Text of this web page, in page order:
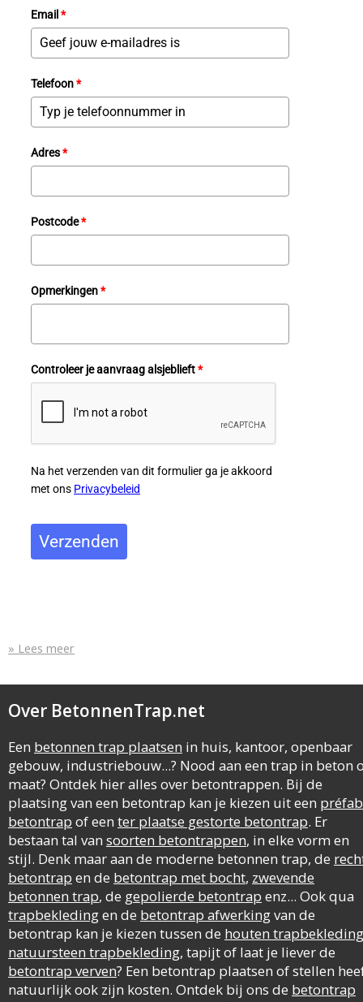
» Lees meer
Over BetonnenTrap.net
Een betonnen trap plaatsen in huis, kantoor, openbaar
gebouw, industriebouw...? Nood aan een trap in beton
maat? Ontdek hier alles over betontrappen. Bij de
plaatsing van een betontrap kan je kiezen uit een préfab
betontrap of een ter plaatse gestorte betontrap. Er
bestaan tal van soorten betontrappen, in elke vorm en
stijl. Denk maar aan de moderne betonnen trap, de
betontrap en de betontrap met bocht, zwevende
betonnen trap, de gepolierde betontrap enz... Ook qua
trapbekledingen de betontrap afwerkingvan de
betontrap kan je kiezen tussen de houten trapbekleding
natuursteen trapbekleding, tapijt of laat je liever de
betontrap verven? Een betontrap plaatsen of stellen
natuurlijk ook zijn kosten. Ontdek bij ons de betontrap